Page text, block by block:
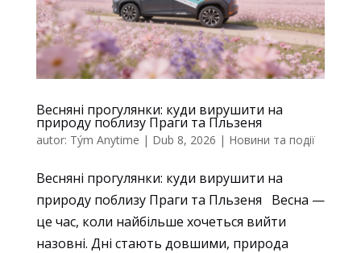
Весняні прогулянки: куди вирушити на
природу поблизу Праги та Пльзеня
autor: Tým Anytime | Dub 8, 2026 | Новини та події
Весняні прогулянки: куди вирушити на
природу поблизу Праги та Пльзеня Весна —
це час, коли найбільше хочеться вийти
назовні. Дні стають довшими, природа
cookie
nejsou
volitelné.
Jsou
nezbytné
fungování
webových
stránek.
Statistiky
Abychom
mohli